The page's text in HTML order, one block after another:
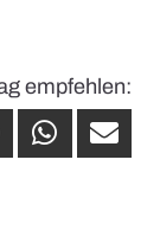
empfehlen: